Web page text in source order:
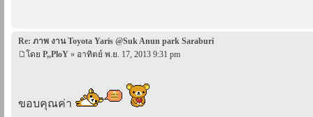
Re: ภาพ งาน Toyota Yaris @Suk Anun park Saraburi
โดย P,,PloY » อาทิตย์ พ.ย. 17, 2013 9:31 pm
ขอบคุณค่า